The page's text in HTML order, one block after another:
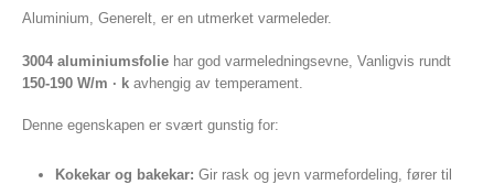
Aluminium, Generelt, er en utmerket varmeleder.
3004 aluminiumsfolie har god varmeledningsevne, Vanligvis rundt
150-190 W/m · k avhengig av temperament.
Denne egenskapen er svært gunstig for:
Kokekar og bakekar: Gir rask og jevn varmefordeling, fører til